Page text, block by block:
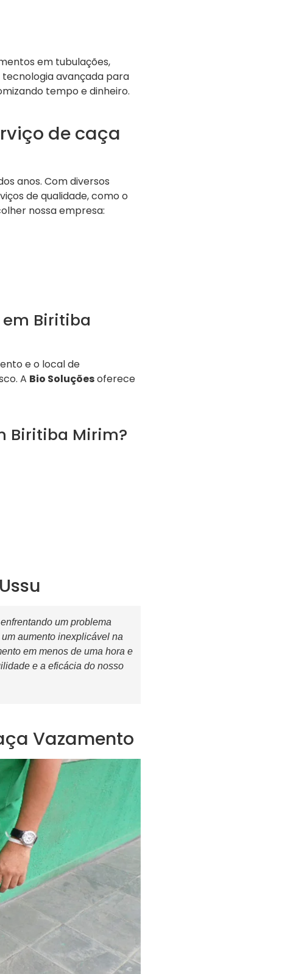
em tubulações,
avançada para
tempo e dinheiro.
de caça
anos. Com diversos
de qualidade, como o
nossa empresa:
Biritiba
e o local de
A Bio Soluçõesoferece
Biritiba Mirim?
um problema
aumento inexplicável na
em menos de uma hora e
e a eficácia do nosso
Vazamento